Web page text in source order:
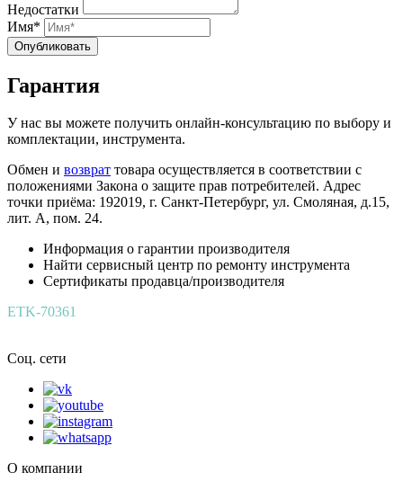
Недостатки
Имя*
Опубликовать
Гарантия
У нас вы можете получить онлайн-консультацию по выбору и
комплектации, инструмента.
Обмен и возврат товара осуществляется в соответствии с
положениями Закона о защите прав потребителей. Адрес
точки приёма: 192019, г. Санкт-Петербург, ул. Смоляная, д.15,
лит. А, пом. 24.
Информация о гарантии производителя
Найти сервисный центр по ремонту инструмента
Сертификаты продавца/производителя
ETK-70361
Соц. сети
О компании